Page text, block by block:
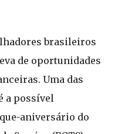
brasileiros
de oportunidades
Uma das
a possível
aniversário do